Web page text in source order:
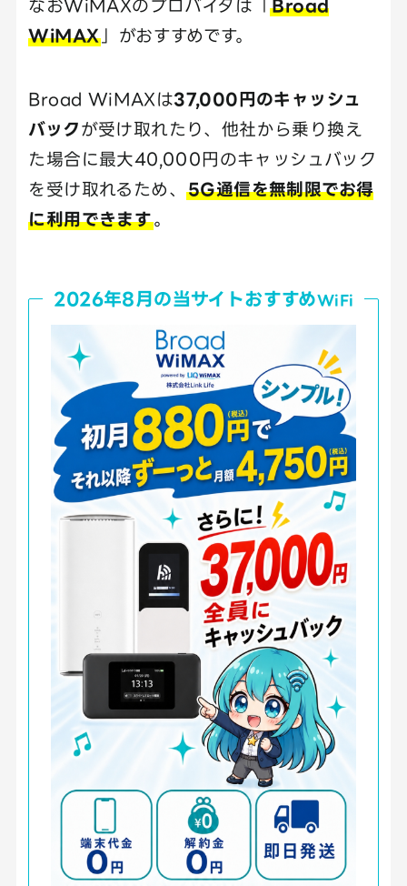
なおWiMAXのプロバイダは「Broad
WiMAX 」がおすすめです。
Broad WiMAXは37,000円のキャッシュ
バックが受け取れたり、他社から乗り換え
た場合に最大40,000円のキャッシュバック
を受け取れるため、 5G通信を無制限でお得
に利用できます。
2026年8月の当サイトおすすめWiFi